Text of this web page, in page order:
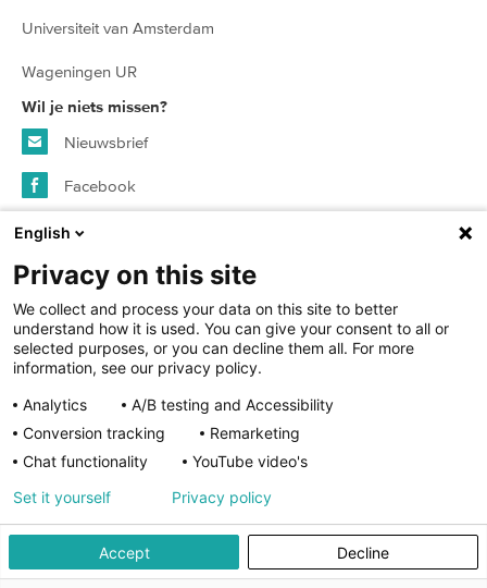
Universiteit van Amsterdam
Wageningen UR
Wil je niets missen?
Nieuwsbrief
Facebook
Instagram
© 2026 SURFspot - alle rechten voorbehouden
Algemene voorwaarden
Privacy statement
Cookie instellingen
English
Privacy on this site
We collect and process your data on this site to better
understand how it is used. You can give your consent to all or
selected purposes, or you can decline them all. For more
information, see our privacy policy.
Analytics
A/B testing and Accessibility
Conversion tracking
Remarketing
Chat functionality
YouTube video's
Accept Decline
Set it yourself Privacy policy